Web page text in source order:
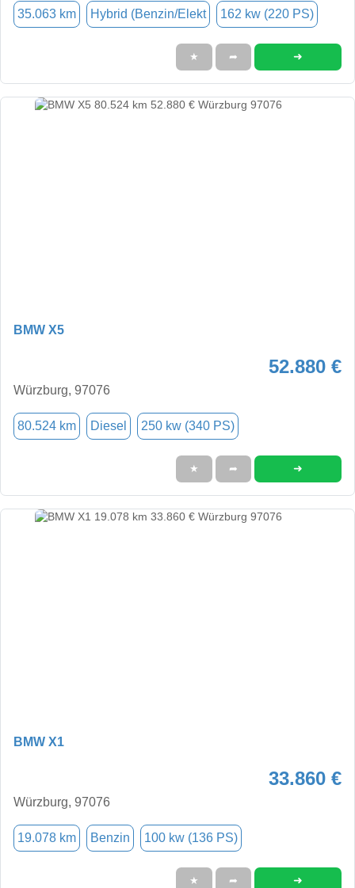
35.063 km Hybrid (Benzin/Elekt 162 kw (220 PS)
★ ➦ ➜
BMW X5
52.880 €
Würzburg, 97076
80.524 km Diesel 250 kw (340 PS)
★ ➦ ➜
BMW X1
33.860 €
Würzburg, 97076
19.078 km Benzin 100 kw (136 PS)
★ ➦ ➜